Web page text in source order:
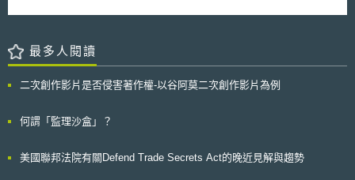
transparent）；可解釋性與可詮譯性（explainable and interpretable）；
隱私保護（privacy-enhanced）；公平性—有害偏見管理（fair – with
harmful bias managed）。 本框架亦提出人工智慧風險管理框架核心（AI
有具體項目與子項目，並對應特定行動和結果產出。NIST同時公布「人工
議，並鼓勵業界分享其具體成果供他人參考。
英國的環境食品農業事務部（ Department for Environment, Food and
有任何的規範可阻止其進口到英國境內，贊成或熱衷種植基因改造作物的人
士，也可在不需通知主管機關或鄰近土地之所有人的情況下，合法種植自己
之基因改造溯源與標示相關規則即可。對此，目前英國的環保團體與農民關
基因改造作物受到污染時，計算賠償金範圍及數額等之規定，並呼籲英國政
最多人閱讀
二次創作影片是否侵害著作權-以谷阿莫二次創作影片為例
何謂「監理沙盒」？
美國聯邦法院有關Defend Trade Secrets Act的晚近見解與趨勢